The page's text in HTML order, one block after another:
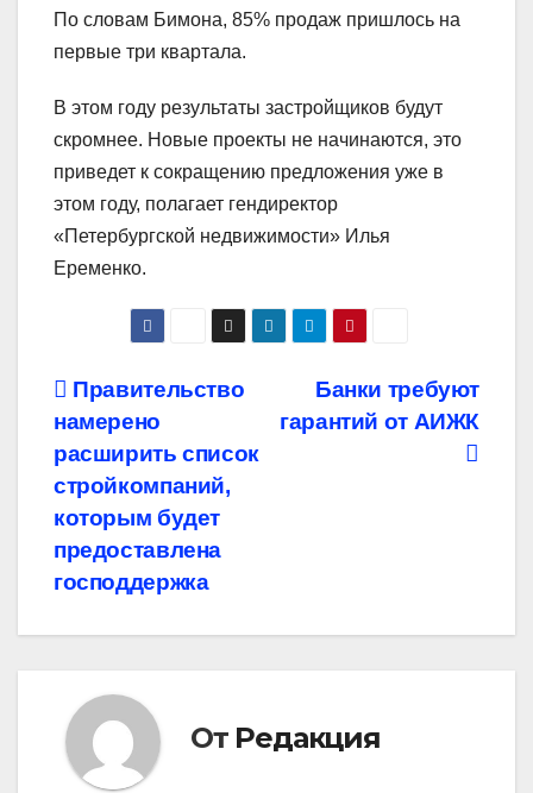
По словам Бимона, 85% продаж пришлось на
первые три квартала.
В этом году результаты застройщиков будут
скромнее. Новые проекты не начинаются, это
приведет к сокращению предложения уже в
этом году, полагает гендиректор
«Петербургской недвижимости» Илья
Еременко.
Навигация
по
записям
Банки требуют
гарантий от АИЖК
Правительство
намерено
расширить список
стройкомпаний,
которым будет
предоставлена
господдержка
От Редакция